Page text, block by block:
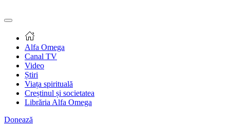
Alfa Omega
Canal TV
Video
Știri
Viața spirituală
Creștinul și societatea
Librăria Alfa Omega
Donează